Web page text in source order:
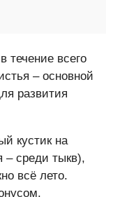
течение всего
– основной
развития
кустик на
среди тыкв),
всё лето.